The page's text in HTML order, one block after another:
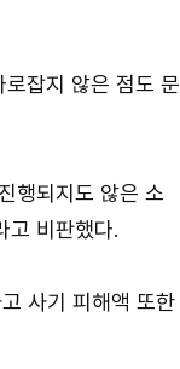
로잡지 않은 점도 문
행되지도 않은 소
고 비판했다.
사기 피해액 또한